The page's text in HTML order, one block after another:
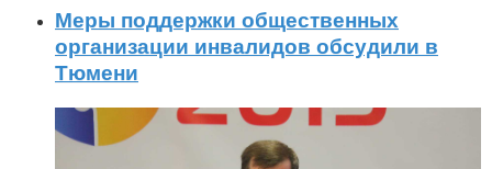
Меры поддержки общественных
организации инвалидов обсудили в
Тюмени